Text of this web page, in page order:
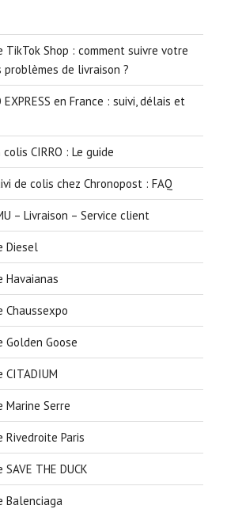
TikTok Shop : comment suivre votre
de livraison ?
en France : suivi, délais et
CIRRO : Le guide
de colis chez Chronopost : FAQ
– Livraison – Service client
Diesel
Havaianas
Chaussexpo
Golden Goose
CITADIUM
Marine Serre
Rivedroite Paris
THE DUCK
Balenciaga